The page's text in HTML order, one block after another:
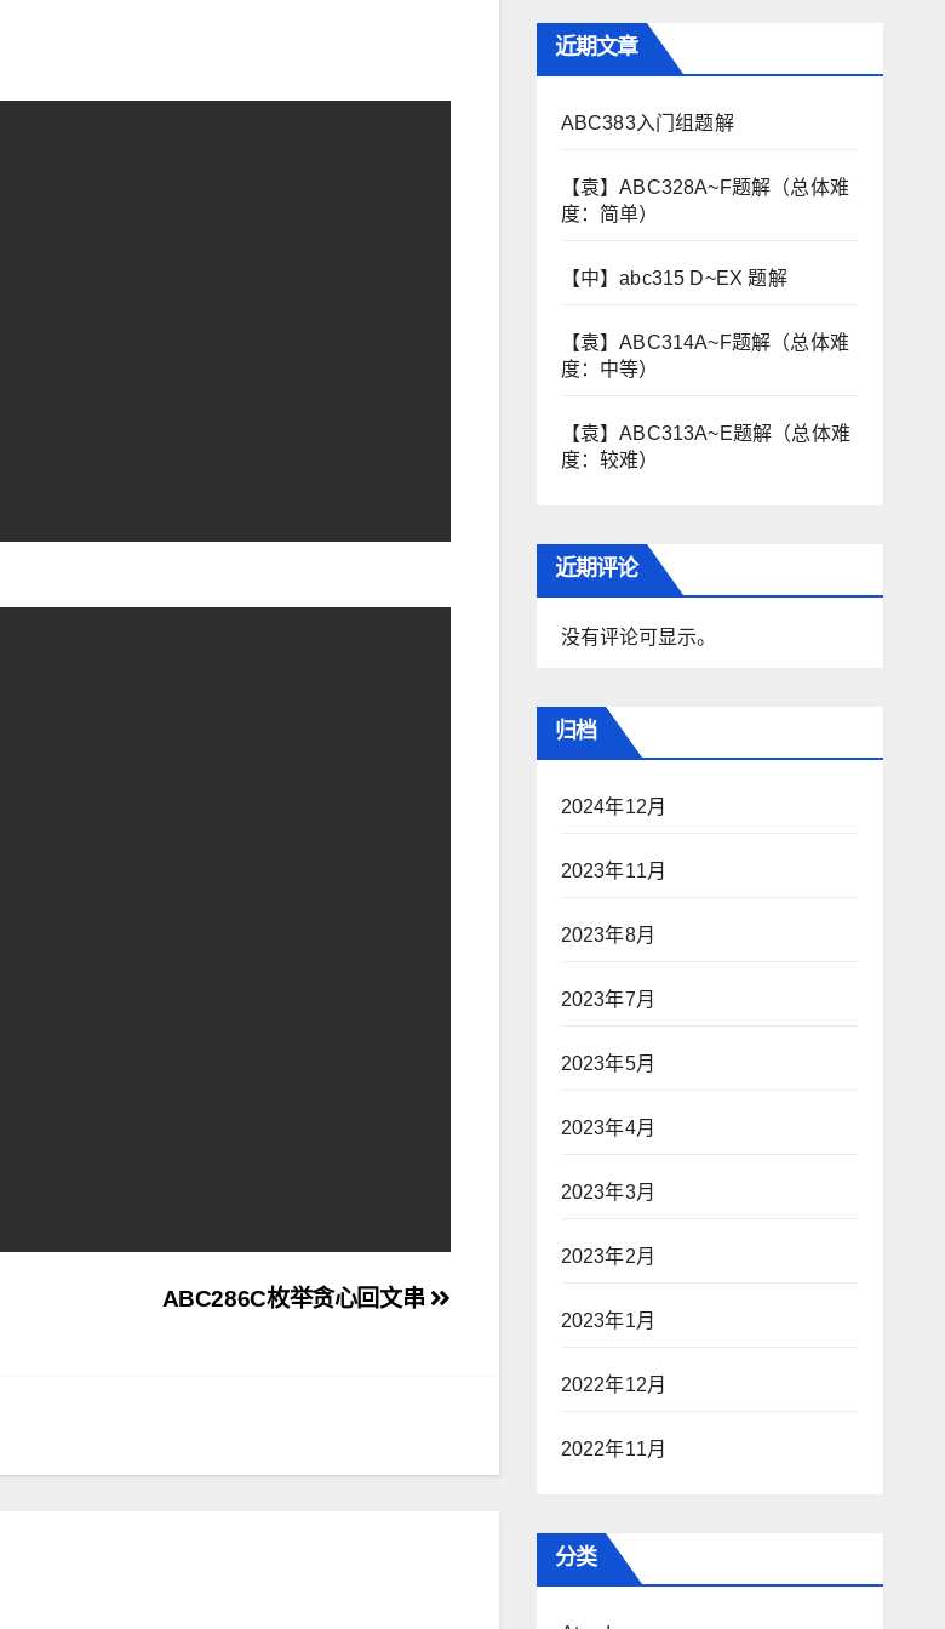
ABC286C枚举贪心回文串
近期文章
ABC383入门组题解
【袁】ABC328A~F题解（总体难
度：简单）
【中】abc315 D~EX 题解
【袁】ABC314A~F题解（总体难
度：中等）
【袁】ABC313A~E题解（总体难
度：较难）
近期评论
没有评论可显示。
归档
2024年12月
2023年11月
2023年8月
2023年7月
2023年5月
2023年4月
2023年3月
2023年2月
2023年1月
2022年12月
2022年11月
分类